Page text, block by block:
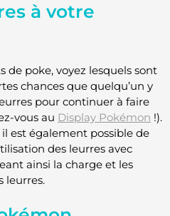
à votre
de poke, voyez lesquels sont
chances que quelqu’un y
pour continuer à faire
vous au Display Pokémon !).
est également possible de
des leurres avec
ainsi la charge et les
leurres.